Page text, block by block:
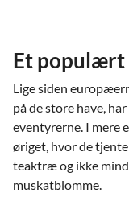
Et populært
Lige siden
på de store have,
eventyrerne. I mere
øriget, hvor de
teaktræ og ikke
muskatblomme.